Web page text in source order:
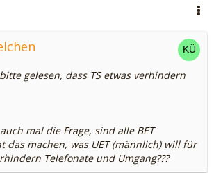
gelesen, dass TS etwas verhindern
mal die Frage, sind alle BET
das machen, was UET (männlich) will für
Telefonate und Umgang???